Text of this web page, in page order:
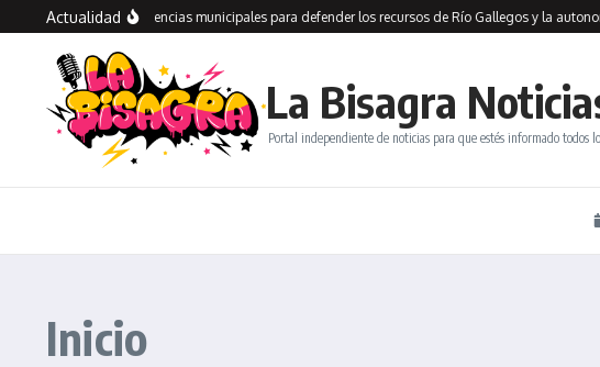
Actualidad
recorre dependencias municipales para defender los recursos de Río Gallegos y la autonomía
La Bisagra
Portal independiente de noticias para que estés informado todos
Inicio